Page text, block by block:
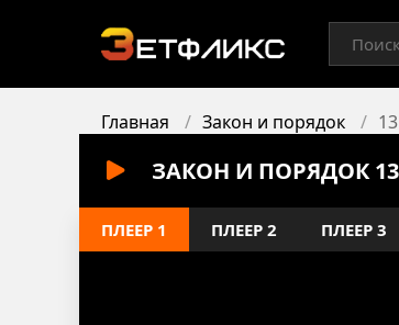
Главная Закон и порядок
ЗАКОН И ПОРЯДОК
ПЛЕЕР 1 ПЛЕЕР 2 ПЛЕЕР 3